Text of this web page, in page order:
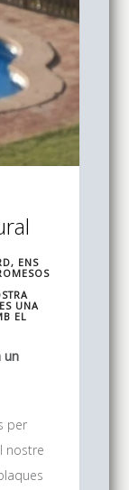
ENS
UNA
EL
un
per
nostre